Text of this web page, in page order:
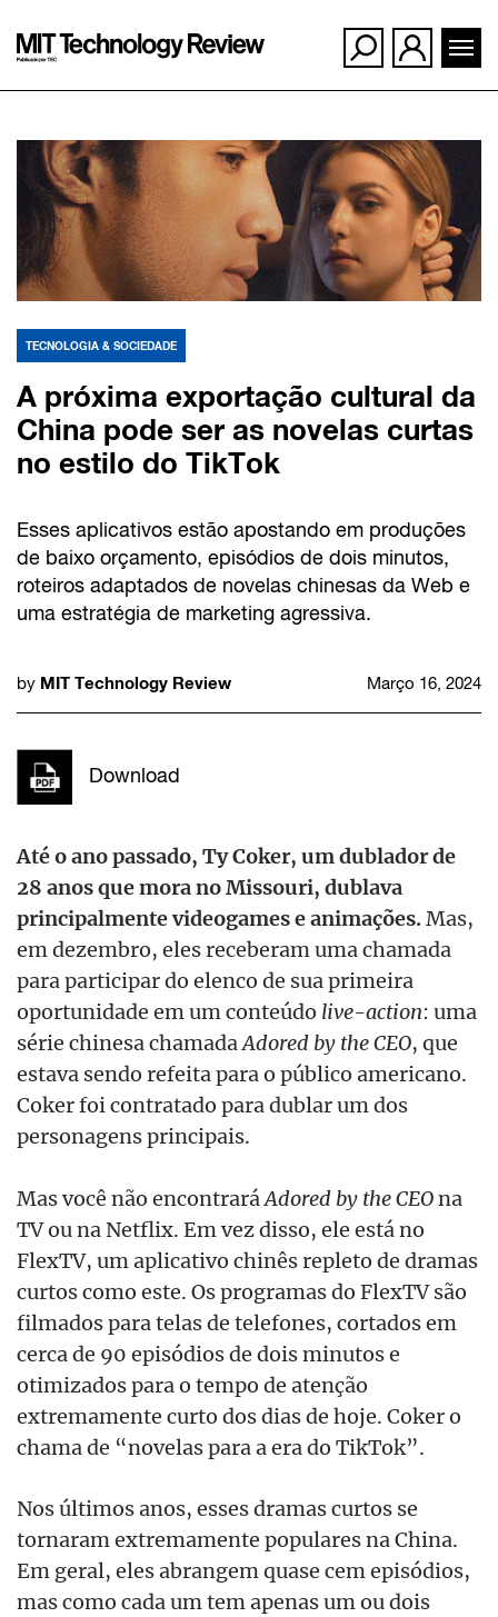
para
conteúdo
TECNOLOGIA & SOCIEDADE
A próxima exportação cultural da
China pode ser as novelas curtas
no estilo do TikTok
Esses aplicativos estão apostando em produções
de baixo orçamento, episódios de dois minutos,
roteiros adaptados de novelas chinesas da Web e
uma estratégia de marketing agressiva.
by MIT Technology Review Março 16, 2024
Download
Até o ano passado, Ty Coker, um dublador de
28 anos que mora no Missouri, dublava
principalmente videogames e animações.Mas,
em dezembro, eles receberam uma chamada
para participar do elenco de sua primeira
oportunidade em um conteúdo live-action: uma
série chinesa chamadaAdored by the CEO, que
estava sendo refeita para o público americano.
Coker foi contratado para dublar um dos
personagens principais.
Mas você não encontrará Adored by the CEOna
TV ou na Netflix. Em vez disso, ele está no
FlexTV, um aplicativo chinês repleto de dramas
curtos como este. Os programas do FlexTV são
filmados para telas de telefones, cortados em
cerca de 90 episódios de dois minutos e
otimizados para o tempo de atenção
extremamente curto dos dias de hoje. Coker o
chama de “novelas para a era do TikTok”.
Nos últimos anos, esses dramas curtos se
tornaram extremamente populares na China.
Em geral, eles abrangem quase cem episódios,
mas como cada um tem apenas um ou dois